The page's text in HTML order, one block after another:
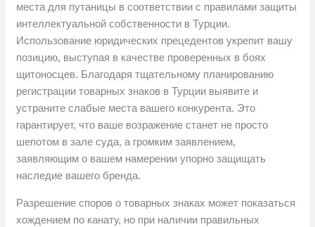
места для путаницы в соответствии с правилами защиты
интеллектуальной собственности в Турции.
Использование юридических прецедентов укрепит вашу
позицию, выступая в качестве проверенных в боях
щитоносцев. Благодаря тщательному планированию
регистрации товарных знаков в Турции выявите и
устраните слабые места вашего конкурента. Это
гарантирует, что ваше возражение станет не просто
шепотом в зале суда, а громким заявлением,
заявляющим о вашем намерении упорно защищать
наследие вашего бренда.
Разрешение споров о товарных знаках может показаться
хождением по канату, но при наличии правильных